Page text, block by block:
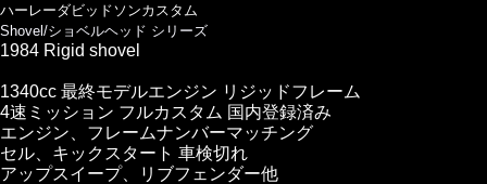
ハーレーダビッドソンカスタム
Shovel/ショベルヘッド シリーズ
1984 Rigid shovel
1340cc 最終モデルエンジン リジッドフレーム
4速ミッション フルカスタム 国内登録済み
エンジン、フレームナンバーマッチング
セル、キックスタート 車検切れ
アップスイープ、リブフェンダー他